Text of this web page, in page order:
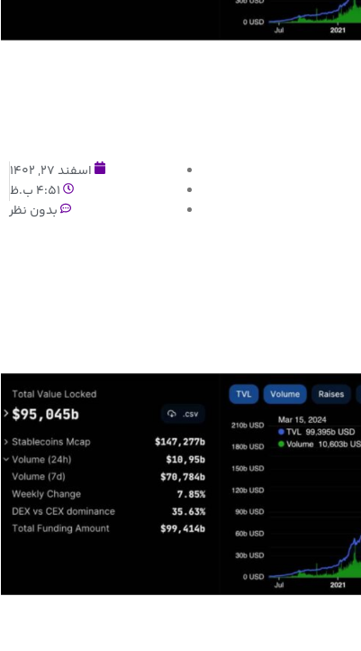
اسفند 27, 1402
4:51 ب.ظ
بدون نظر